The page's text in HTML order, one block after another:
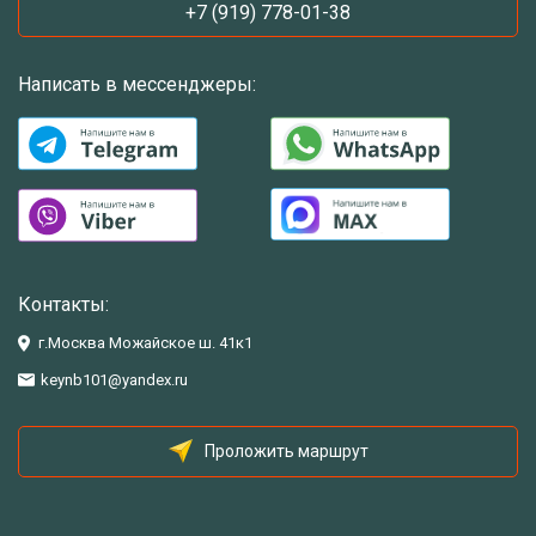
+7 (919) 778-01-38
Написать в мессенджеры:
Контакты:
г.Москва Можайское ш. 41к1
keynb101@yandex.ru
Проложить маршрут